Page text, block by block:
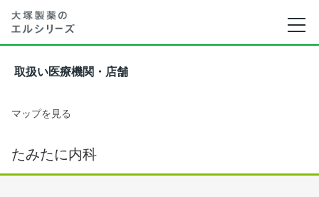
取扱い医療機関・店舗
マップを見る
たみたに内科